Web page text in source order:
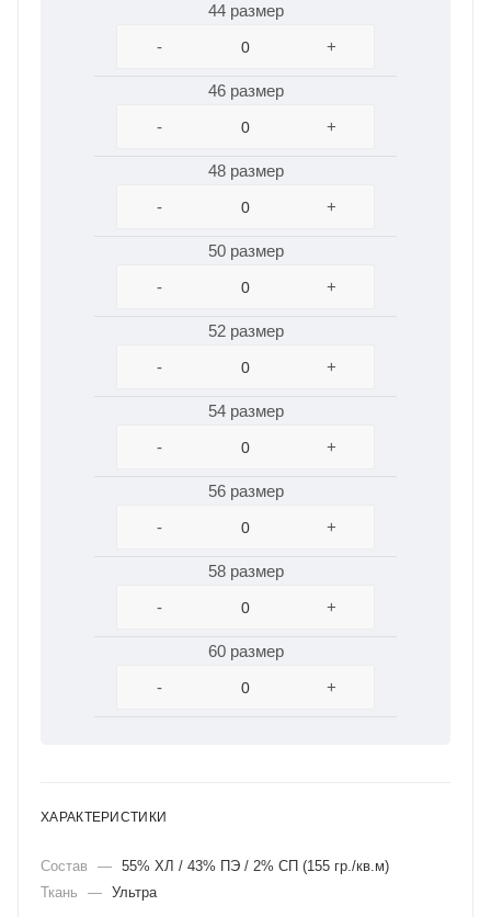
44 размер
-
+
46 размер
-
+
48 размер
-
+
50 размер
-
+
52 размер
-
+
54 размер
-
+
56 размер
-
+
58 размер
-
+
60 размер
-
+
ХАРАКТЕРИСТИКИ
Состав — 55% ХЛ / 43% ПЭ / 2% СП (155 гр./кв.м)
Ткань
— Ультра